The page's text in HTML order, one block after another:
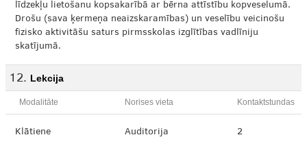
līdzekļu lietošanu kopsakarībā ar bērna attīstību kopveselumā.
Drošu (sava ķermeņa neaizskaramības) un veselību veicinošu
fizisko aktivitāšu saturs pirmsskolas izglītības vadlīniju
skatījumā.
Lekcija
Modalitāte Norises vieta Kontaktstundas
Klātiene Auditorija 2